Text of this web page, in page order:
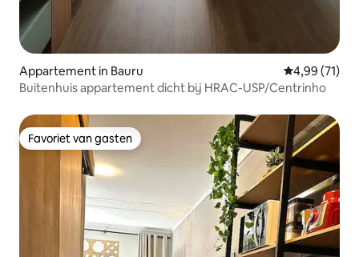
Appartement in Bauru Gemiddelde
4,99 (71)
Buitenhuis appartement dicht bij HRAC-USP/Centrinho
Favoriet van gasten
Favoriet van gasten